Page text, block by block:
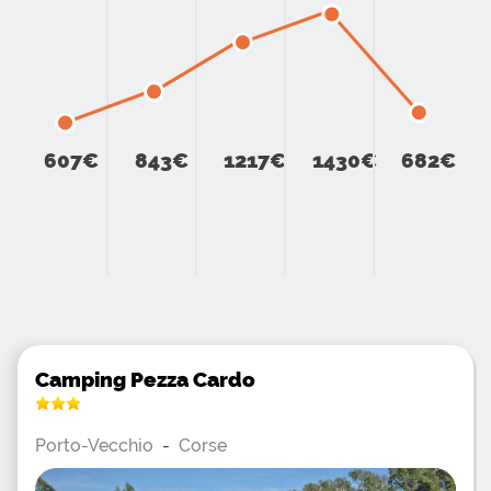
les sites adaptés alentour, visitez la vieille ville et
admirez les murs de sa citadelle génoise datant du
XVIè siècle et ne manquez pas de découvrir les
fameuses plages de sable blanc aux eaux
cristallines de Palombaggia ou de Santa
607€ 843€ 1217€ 1430€ 682€
Camping Pezza Cardo
Porto-Vecchio - Corse